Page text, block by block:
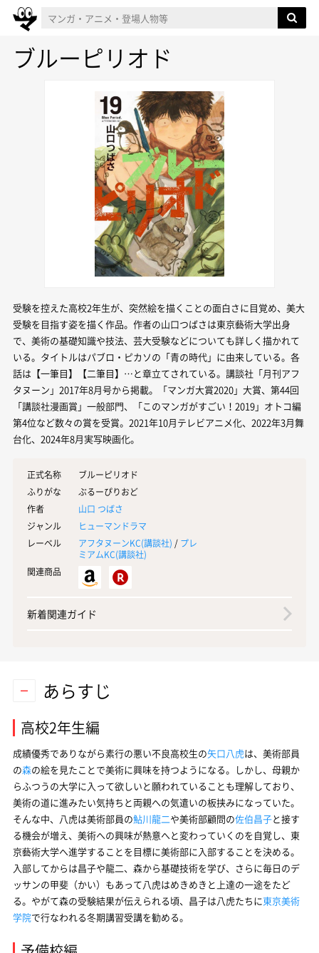
ブルーピリオド
受験を控えた高校2年生が、突然絵を描くことの面白さに目覚め、美大
受験を目指す姿を描く作品。作者の山口つばさは東京藝術大学出身
で、美術の基礎知識や技法、芸大受験などについても詳しく描かれて
いる。タイトルはパブロ・ピカソの「青の時代」に由来している。各
話は【一筆目】【二筆目】…と章立てされている。講談社「月刊アフ
タヌーン」2017年8月号から掲載。「マンガ大賞2020」大賞、第44回
「講談社漫画賞」一般部門、「このマンガがすごい！2019」オトコ編
第4位など数々の賞を受賞。2021年10月テレビアニメ化、2022年3月舞
台化、2024年8月実写映画化。
正式名称
ブルーピリオド
ふりがな
ぶるーぴりおど
作者
山口 つばさ
ジャンル
ヒューマンドラマ
レーベル
アフタヌーンKC(講談社) / プレ
ミアムKC(講談社)
関連商品
新着関連ガイド
あらすじ
高校2年生編
成績優秀でありながら素行の悪い不良高校生の矢口八虎は、美術部員
の森の絵を見たことで美術に興味を持つようになる。しかし、母親か
らふつうの大学に入って欲しいと願われていることも理解しており、
美術の道に進みたい気持ちと両親への気遣いの板挟みになっていた。
そんな中、八虎は美術部員の鮎川龍二や美術部顧問の佐伯昌子と接す
る機会が増え、美術への興味が熱意へと変わっていくのを自覚し、東
京藝術大学へ進学することを目標に美術部に入部することを決める。
入部してからは昌子や龍二、森から基礎技術を学び、さらに毎日のデ
ッサンの甲斐（かい）もあって八虎はめきめきと上達の一途をたど
る。やがて森の受験結果が伝えられる頃、昌子は八虎たちに東京美術
学院で行なわれる冬期講習受講を勧める。